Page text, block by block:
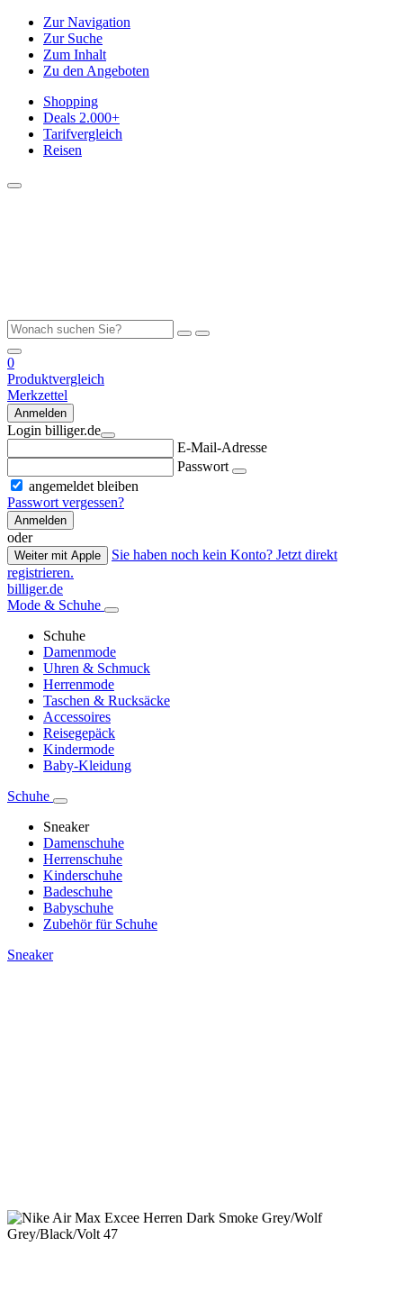
Zur Navigation
Zur Suche
Zum Inhalt
Zu den Angeboten
Shopping
Deals 2.000+
Tarifvergleich
Reisen
0
Produktvergleich
Merkzettel
Anmelden
Login billiger.de
E-Mail-Adresse
Passwort
angemeldet bleiben
Passwort vergessen?
Anmelden
oder
Weiter mit Apple
Sie haben noch kein Konto? Jetzt direkt
registrieren.
billiger.de
Mode & Schuhe
Schuhe
Damenmode
Uhren & Schmuck
Herrenmode
Taschen & Rucksäcke
Accessoires
Reisegepäck
Kindermode
Baby-Kleidung
Schuhe
Sneaker
Damenschuhe
Herrenschuhe
Kinderschuhe
Badeschuhe
Babyschuhe
Zubehör für Schuhe
Sneaker